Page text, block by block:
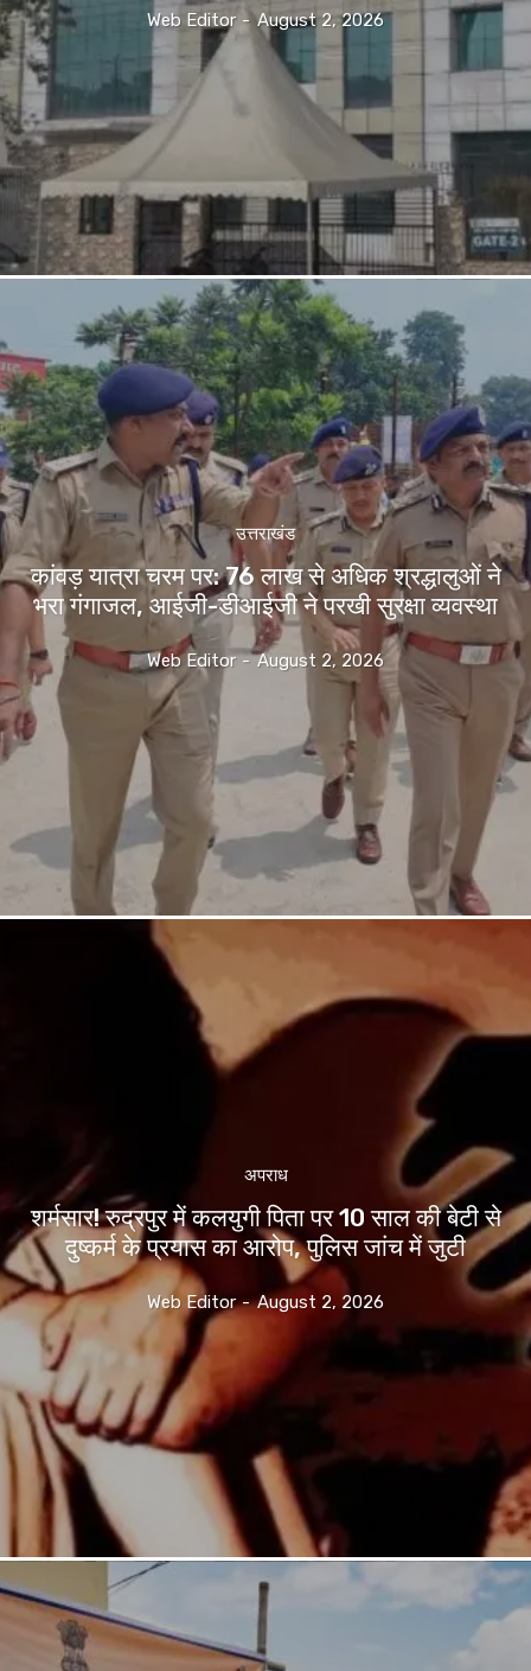
Web Editor - August 2, 2026
उत्तराखंड
कांवड़ यात्रा चरम पर: 76 लाख से अधिक श्रद्धालुओं ने
भरा गंगाजल, आईजी-डीआईजी ने परखी सुरक्षा व्यवस्था
Web Editor - August 2, 2026
अपराध
शर्मसार! रुद्रपुर में कलयुगी पिता पर 10 साल की बेटी से
दुष्कर्म के प्रयास का आरोप, पुलिस जांच में जुटी
Web Editor - August 2, 2026